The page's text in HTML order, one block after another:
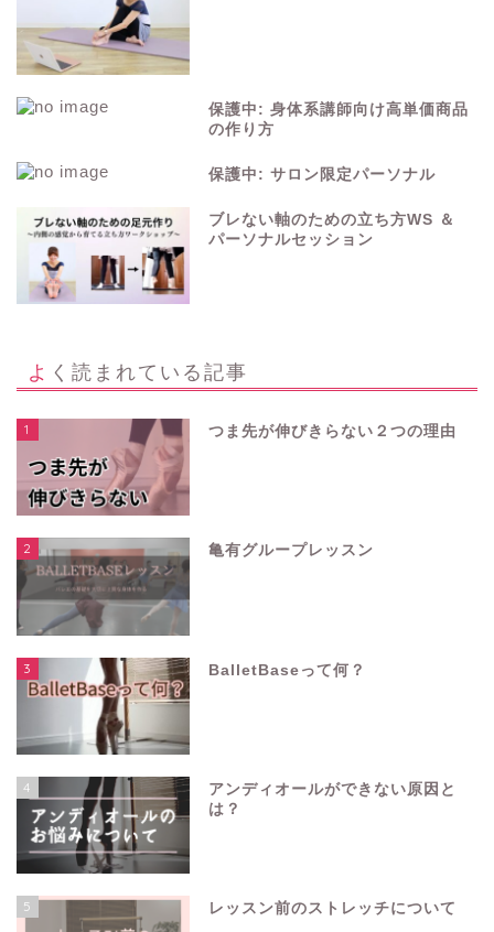
保護中: 身体系講師向け高単価商品
の作り方
保護中: サロン限定パーソナル
ブレない軸のための立ち方WS ＆
パーソナルセッション
よく読まれている記事
1 つま先が伸びきらない２つの理由
2 亀有グループレッスン
3 BalletBaseって何？
4
アンディオールができない原因と
は？
5 レッスン前のストレッチについて